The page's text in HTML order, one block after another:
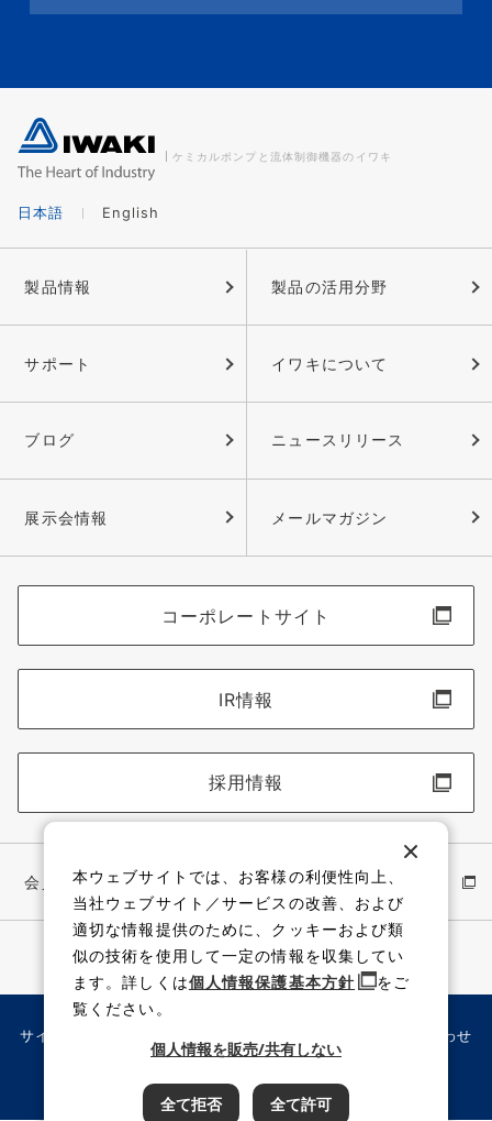
ケミカルポンプと流体制御機器のイワキ
日本語 English
製品情報 製品の活用分野
サポート イワキについて
ブログ ニュースリリース
展示会情報 メールマガジン
コーポレートサイト
IR情報
採用情報
会員サイト イワキ公式 YouTube
サイト利用規約 お問い合わせ
本ウェブサイトでは、お客様の利便性向上、
当社ウェブサイト／サービスの改善、および
適切な情報提供のために、クッキーおよび類
似の技術を使用して一定の情報を収集してい
ます。詳しくは個人情報保護基本方針
をご
覧ください。
個人情報を販売/共有しない
全て拒否 全て許可